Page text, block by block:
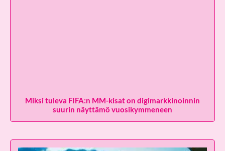
Miksi tuleva FIFA:n MM-kisat on digimarkkinoinnin
suurin näyttämö vuosikymmeneen